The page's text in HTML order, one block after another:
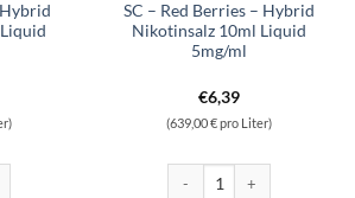
- Hybrid Nikotinsalz 10ml Liquid 5mg/ml Menge
SC – Red Berries – Hybrid
Nikotinsalz 10ml Liquid
5mg/ml
€6,39
(639,00 € pro Liter)
SC - Red Berries - Hybrid
Menge